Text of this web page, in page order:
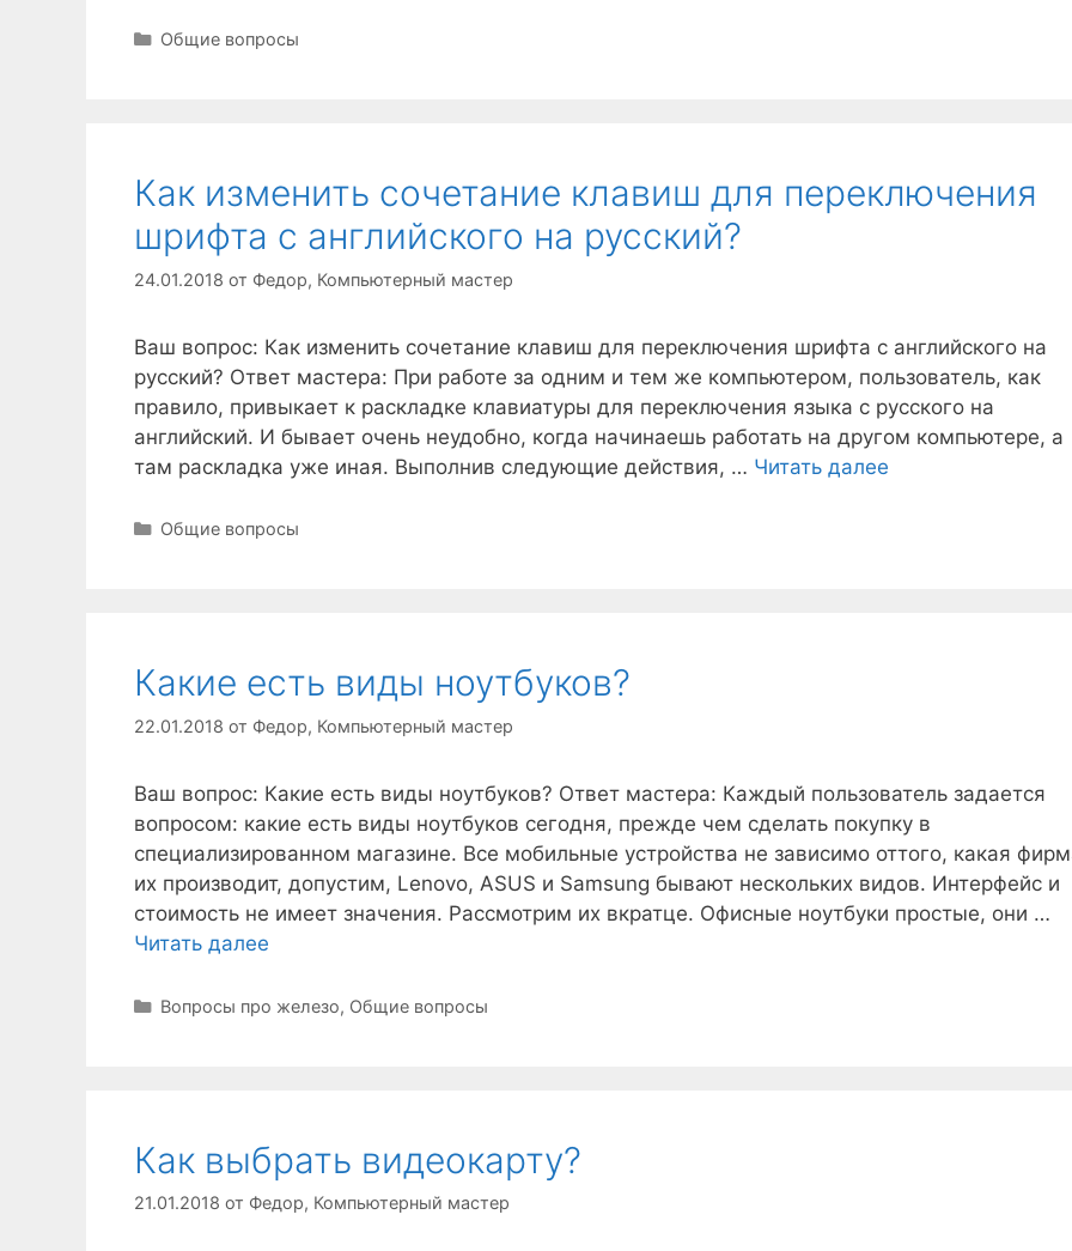
Рубрики
Общие вопросы
Как изменить сочетание клавиш для переключения
шрифта с английского на русский?
24.01.2018 от Федор, Компьютерный мастер
Ваш вопрос: Как изменить сочетание клавиш для переключения шрифта с английского на
русский? Ответ мастера: При работе за одним и тем же компьютером, пользователь, как
правило, привыкает к раскладке клавиатуры для переключения языка с русского на
английский. И бывает очень неудобно, когда начинаешь работать на другом компьютере, а
там раскладка уже иная. Выполнив следующие действия, … Читать далее
Рубрики
Общие вопросы
Какие есть виды ноутбуков?
22.01.2018 от Федор, Компьютерный мастер
Ваш вопрос: Какие есть виды ноутбуков? Ответ мастера: Каждый пользователь задается
вопросом: какие есть виды ноутбуков сегодня, прежде чем сделать покупку в
специализированном магазине. Все мобильные устройства не зависимо оттого, какая
их производит, допустим, Lenovo, ASUS и Samsung бывают нескольких видов. Интерфейс и
стоимость не имеет значения. Рассмотрим их вкратце. Офисные ноутбуки простые, они …
Читать далее
Рубрики
Вопросы про железо, Общие вопросы
Как выбрать видеокарту?
21.01.2018 от Федор, Компьютерный мастер